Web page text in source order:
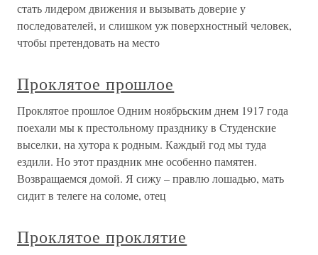
стать лидером движения и вызывать доверие у
последователей, и слишком уж поверхностный человек,
чтобы претендовать на место
Проклятое прошлое
Проклятое прошлое Одним ноябрьским днем 1917 года
поехали мы к престольному празднику в Студенские
выселки, на хутора к родным. Каждый год мы туда
ездили. Но этот праздник мне особенно памятен.
Возвращаемся домой. Я сижу – правлю лошадью, мать
сидит в телеге на соломе, отец
Проклятое проклятие